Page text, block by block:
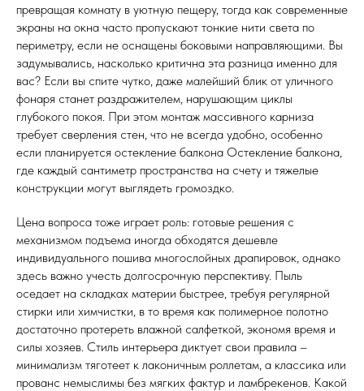
превращая комнату в уютную пещеру, тогда как современные
экраны на окна часто пропускают тонкие нити света по
периметру, если не оснащены боковыми направляющими. Вы
задумывались, насколько критична эта разница именно для
вас? Если вы спите чутко, даже малейший блик от уличного
фонаря станет раздражителем, нарушающим циклы
глубокого покоя. При этом монтаж массивного карниза
требует сверления стен, что не всегда удобно, особенно
если планируется остекление балкона Остекление балкона,
где каждый сантиметр пространства на счету и тяжелые
конструкции могут выглядеть громоздко.
Цена вопроса тоже играет роль: готовые решения с
механизмом подъема иногда обходятся дешевле
индивидуального пошива многослойных драпировок, однако
здесь важно учесть долгосрочную перспективу. Пыль
оседает на складках материи быстрее, требуя регулярной
стирки или химчистки, в то время как полимерное полотно
достаточно протереть влажной салфеткой, экономя время и
силы хозяев. Стиль интерьера диктует свои правила –
минимализм тяготеет к лаконичным роллетам, а классика или
прованс немыслимы без мягких фактур и ламбрекенов. Какой